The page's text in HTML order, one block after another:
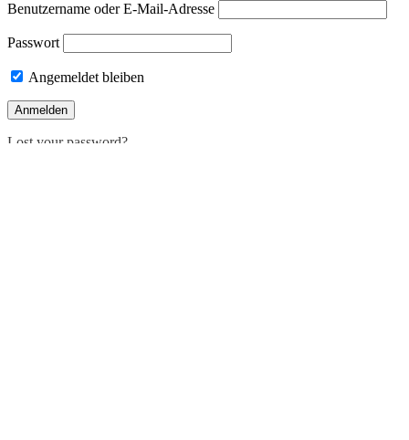
Benutzername oder E-Mail-Adresse
Passwort
Angemeldet bleiben
Lost your password?